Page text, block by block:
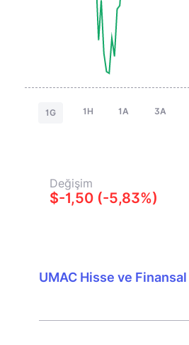
1G 1H 1A 3A
Değişim
$-1,50 (-5,83%)
UMAC Hisse ve